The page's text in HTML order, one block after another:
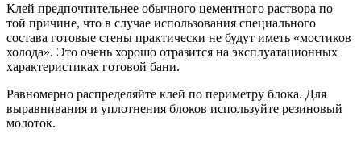
Клей предпочтительнее обычного цементного раствора по
той причине, что в случае использования специального
состава готовые стены практически не будут иметь «мостиков
холода». Это очень хорошо отразится на эксплуатационных
характеристиках готовой бани.
Равномерно распределяйте клей по периметру блока. Для
выравнивания и уплотнения блоков используйте резиновый
молоток.